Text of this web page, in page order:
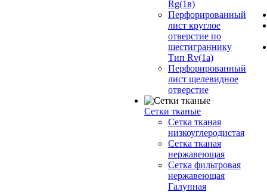
Rg(1в)
Перфорированный
лист круглое
отверстие по
шестиграннику
Тип Rv(1а)
Перфорированный
лист щелевидное
отверстие
Сетки тканые
Сетка тканая
низкоуглеродистая
Сетка тканая
нержавеющая
Сетка фильтровая
нержавеющая
Галунная